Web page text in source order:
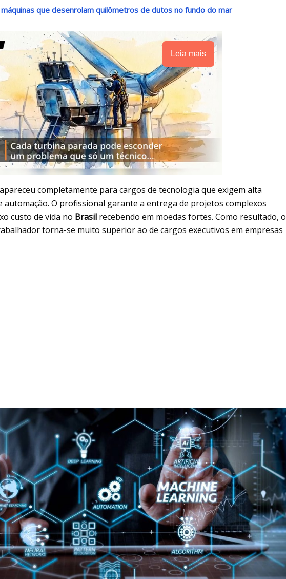
que desenrolam quilômetros de dutos no fundo do mar
Leia mais
completamente para cargos de tecnologia que exigem alta
automação. O profissional garante a entrega de projetos complexos
custo de vida no Brasil recebendo em moedas fortes. Como resultado, o
torna-se muito superior ao de cargos executivos em empresas